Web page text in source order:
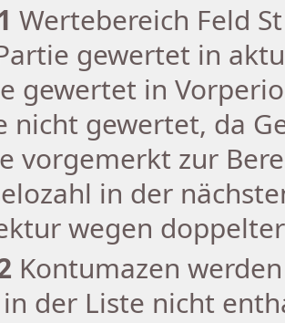
Wertebereich Feld
gewertet in
gewertet in
nicht gewertet, da
vorgemerkt zur
in der
wegen
Kontumazen
der Liste nicht